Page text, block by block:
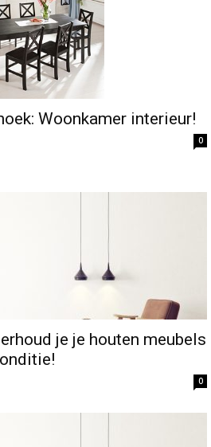
Woonkamer interieur!
0
je je houten meubels
0